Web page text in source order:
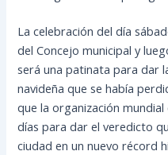
La celebración del día
del Concejo municipal y
será una patinata para dar
navideña que se había
que la organización
días para dar el veredicto
ciudad en un nuevo récord